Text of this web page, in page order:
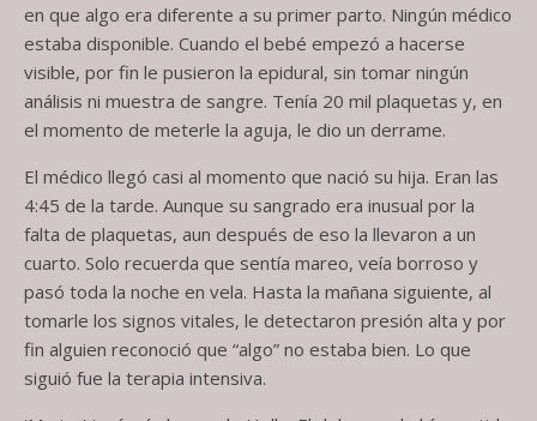
en que algo era diferente a su primer parto. Ningún médico
estaba disponible. Cuando el bebé empezó a hacerse
visible, por fin le pusieron la epidural, sin tomar ningún
análisis ni muestra de sangre. Tenía 20 mil plaquetas y, en
el momento de meterle la aguja, le dio un derrame.
El médico llegó casi al momento que nació su hija. Eran las
4:45 de la tarde. Aunque su sangrado era inusual por la
falta de plaquetas, aun después de eso la llevaron a un
cuarto. Solo recuerda que sentía mareo, veía borroso y
pasó toda la noche en vela. Hasta la mañana siguiente, al
tomarle los signos vitales, le detectaron presión alta y por
fin alguien reconoció que “algo” no estaba bien. Lo que
siguió fue la terapia intensiva.